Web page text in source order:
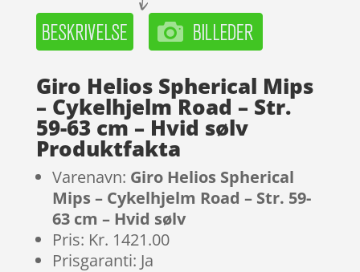
Giro Helios Spherical Mips
– Cykelhjelm Road – Str.
59-63 cm – Hvid sølv
Produktfakta
Varenavn: Giro Helios Spherical
Mips – Cykelhjelm Road – Str. 59-
63 cm – Hvid sølv
Pris: Kr. 1421.00
Prisgaranti: Ja